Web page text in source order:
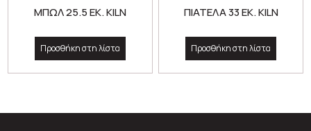
ΜΠΩΛ 25.5 ΕΚ. KILN
Προσθήκη στη λίστα
ΠΙΑΤΕΛΑ 33 ΕΚ. KILN
Προσθήκη στη λίστα